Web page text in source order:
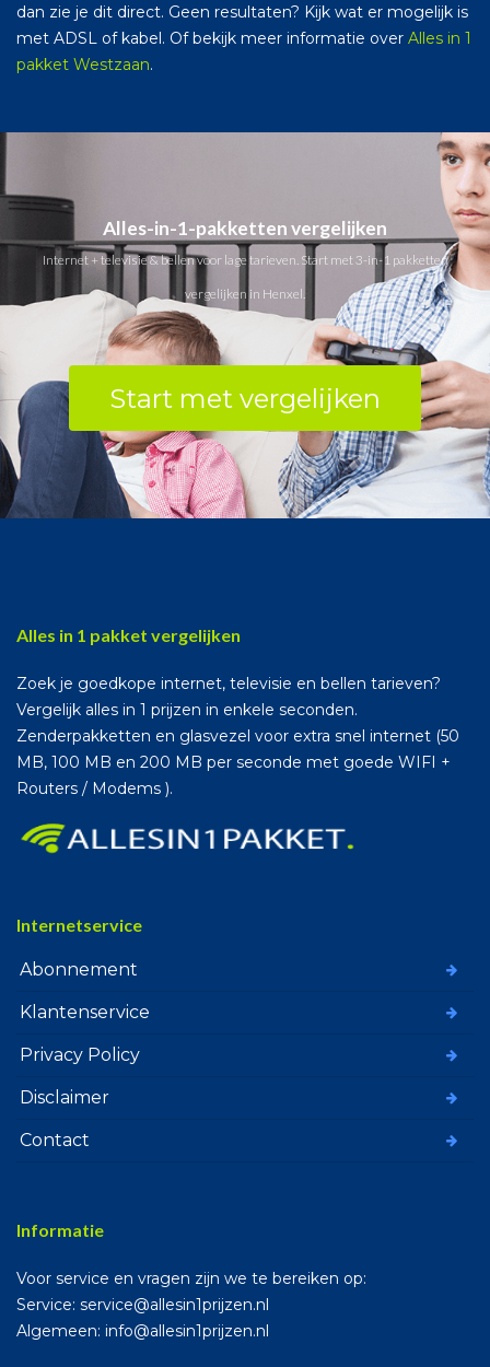
dan zie je dit direct. Geen resultaten? Kijk wat er mogelijk is
met ADSL of kabel. Of bekijk meer informatie over Alles in 1
pakket Westzaan.
Alles-in-1-pakketten vergelijken
Internet + televisie & bellen voor lage tarieven. Start met 3-in-1 pakketten
vergelijken in Henxel.
Start met vergelijken
Alles in 1 pakket vergelijken
Zoek je goedkope internet, televisie en bellen tarieven?
Vergelijk alles in 1 prijzen in enkele seconden.
Zenderpakketten en glasvezel voor extra snel internet (50
MB, 100 MB en 200 MB per seconde met goede WIFI +
Routers / Modems ).
Internetservice
Abonnement
Klantenservice
Privacy Policy
Disclaimer
Contact
Informatie
Voor service en vragen zijn we te bereiken op:
Service: service@allesin1prijzen.nl
Algemeen: info@allesin1prijzen.nl